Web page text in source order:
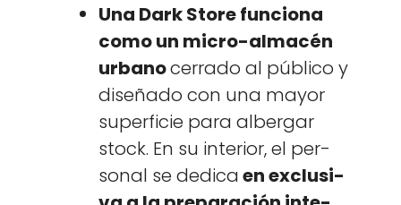
Una Dark Store fun­ciona
como un micro-almacén
urbanocer­ra­do al públi­co y
dis­eña­do con una may­or
super­fi­cie para alber­gar
stock. En su inte­ri­or, el per­
son­al se ded­i­caen exclu­si­